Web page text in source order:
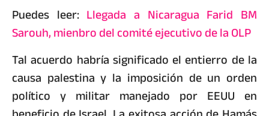
Puedes leer:Llegada a Nicaragua Farid BM
Sarouh, mienbro del comité ejecutivo de la OLP
Tal acuerdo habría significado el entierro de la
causa palestina y la imposición de un orden
político y militar manejado por EEUU en